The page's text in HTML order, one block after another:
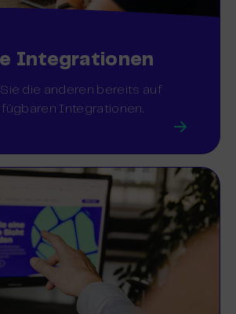
Integrationen
die anderen bereits auf
Integrationen.